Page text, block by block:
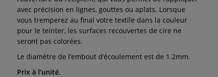
avec précision en lignes, gouttes ou aplats. Lorsque
vous tremperez au final votre textile dans la couleur
pour le teinter, les surfaces recouvertes de cire ne
seront pas colorées.
Le diamètre de l’embout d’écoulement est de 1.2mm.
Prix à l’unité.